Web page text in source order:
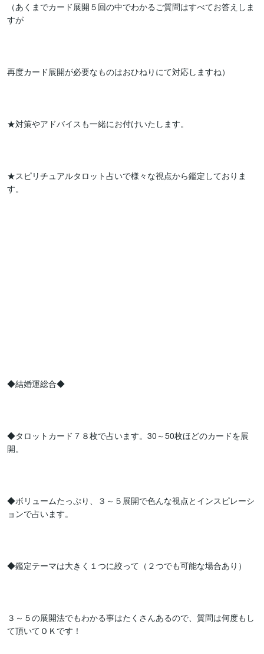
（あくまでカード展開５回の中でわかるご質問はすべてお答えしま
すが
再度カード展開が必要なものはおひねりにて対応しますね）
★対策やアドバイスも一緒にお付けいたします。
★スピリチュアルタロット占いで様々な視点から鑑定しておりま
す。
◆結婚運総合◆
◆タロットカード７８枚で占います。30～50枚ほどのカードを展
開。
◆ボリュームたっぷり、３～５展開で色んな視点とインスピレーシ
ョンで占います。
◆鑑定テーマは大きく１つに絞って（２つでも可能な場合あり）
３～５の展開法でもわかる事はたくさんあるので、質問は何度もし
て頂いてＯＫです！